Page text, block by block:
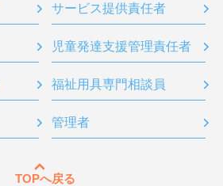
サービス提供責任者
児童発達支援管理責任者
福祉用具専門相談員
管理者
TOPへ戻る